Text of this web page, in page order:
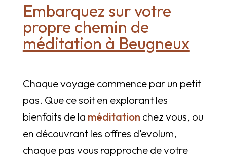
Embarquez sur votre
propre chemin de
méditation à Beugneux
Chaque voyage commence par un petit
pas. Que ce soit en explorant les
bienfaits de la méditation chez vous, ou
en découvrant les offres d'evolum,
chaque pas vous rapproche de votre